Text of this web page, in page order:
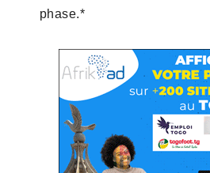
phase.*